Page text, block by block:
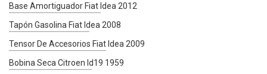
Base Amortiguador Fiat Idea 2012
Tapón Gasolina Fiat Idea 2008
Tensor De Accesorios Fiat Idea 2009
Bobina Seca Citroen Id19 1959